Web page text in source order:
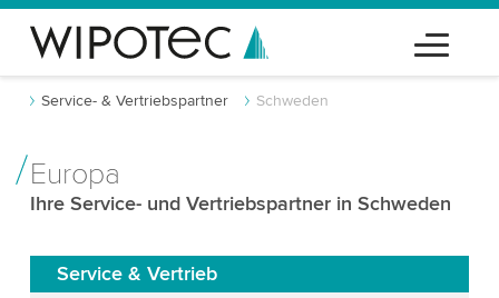
Service- & Vertriebspartner Schweden
Europa
Ihre Service- und Vertriebspartner in Schweden
Service & Vertrieb